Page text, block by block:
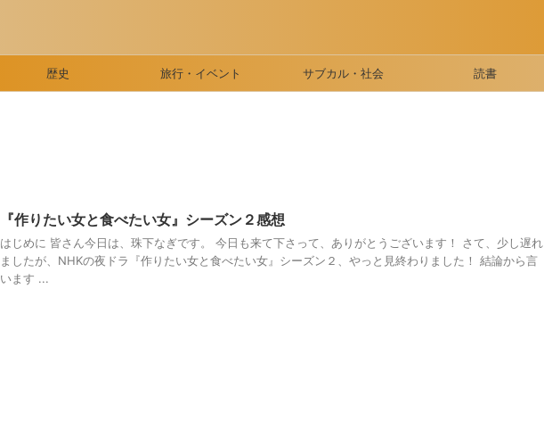
歴史 旅行・イベント サブカル・社会 読書
『作りたい女と食べたい女』シーズン２感想
はじめに 皆さん今日は、珠下なぎです。 今日も来て下さって、ありがとうございます！ さて、少し遅れ
ましたが、NHKの夜ドラ『作りたい女と食べたい女』シーズン２、やっと見終わりました！ 結論から言
います ...